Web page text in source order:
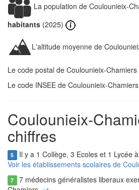
La population de Coulounieix-
habitants (2025)
L'altitude moyenne de
Le code postal de Coulounieix-Chamiers
Le code INSEE de Coulounieix-
Coulounieix-
chiffres
5 Il y a 1 Collège, 3 Ecoles et 1 Lycée
Voir les établissements scolaires de
7 7 médecins généralistes liberaux